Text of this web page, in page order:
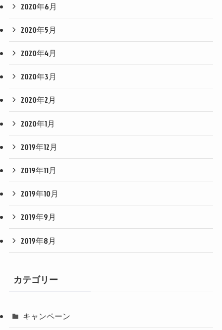
2020年6月
2020年5月
2020年4月
2020年3月
2020年2月
2020年1月
2019年12月
2019年11月
2019年10月
2019年9月
2019年8月
カテゴリー
キャンペーン